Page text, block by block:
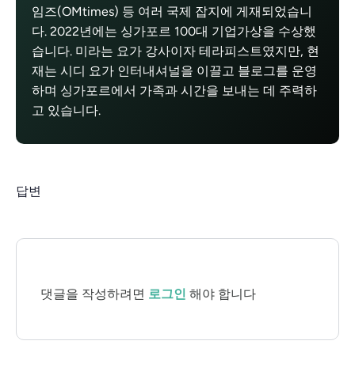
임즈(OMtimes) 등 여러 국제 잡지에 게재되었습니
다. 2022년에는 싱가포르 100대 기업가상을 수상했
습니다. 미라는 요가 강사이자 테라피스트였지만, 현
재는 시디 요가 인터내셔널을 이끌고 블로그를 운영
하며 싱가포르에서 가족과 시간을 보내는 데 주력하
고 있습니다.
답변
댓글을 작성하려면 로그인 해야 합니다